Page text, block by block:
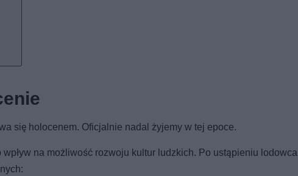
się holocenem. Oficjalnie nadal żyjemy w tej epoce.
na możliwość rozwoju kultur ludzkich. Po ustąpieniu lodowca